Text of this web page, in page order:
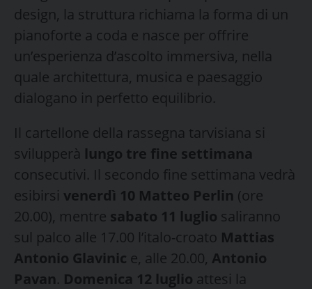
design, la struttura richiama la forma di un
pianoforte a coda e nasce per offrire
un’esperienza d’ascolto immersiva, nella
quale architettura, musica e paesaggio
dialogano in perfetto equilibrio.
Il cartellone della rassegna tarvisiana si
svilupperà lungo tre fine settimana
consecutivi. Il secondo fine settimana vedrà
esibirsi venerdì 10 Matteo Perlin (ore
20.00), mentre sabato 11 luglio saliranno
sul palco alle 17.00 l’italo-croato Mattias
Antonio Glavinic e, alle 20.00, Antonio
Pavan. Domenica 12 luglio attesi la